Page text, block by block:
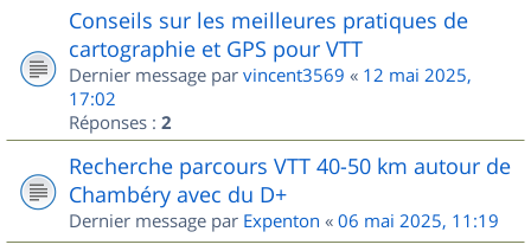
Conseils sur les meilleures pratiques de
cartographie et GPS pour VTT
Dernier message par vincent3569 « 12 mai 2025,
17:02
Réponses : 2
Recherche parcours VTT 40-50 km autour de
Chambéry avec du D+
Dernier message par Expenton « 06 mai 2025, 11:19